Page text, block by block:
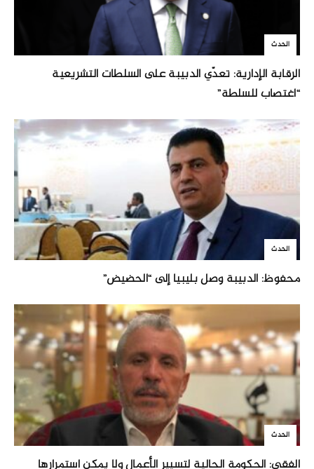
الحدث
الرقابة الإدارية: تعدّي الدبيبة على السلطات التشريعية
“اغتصاب للسلطة”
الحدث
محفوظ: الدبيبة وصل بليبيا إلى “الحضيض”
الحدث
الفقي: الحكومة الحالية لتسيير الأعمال ولا يمكن استمرارها